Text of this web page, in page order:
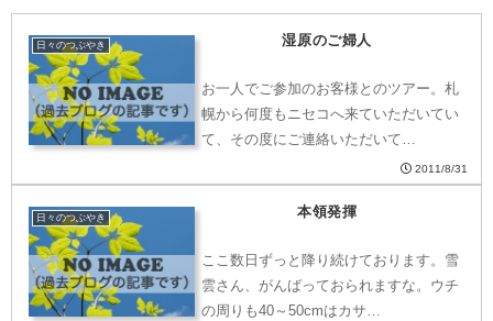
日々のつぶやき 湿原のご婦人
お一人でご参加のお客様とのツアー。札
幌から何度もニセコへ来ていただいてい
て、その度にご連絡いただいて…
2011/8/31
日々のつぶやき 本領発揮
ここ数日ずっと降り続けております。雪
雲さん、がんばっておられますな。ウチ
の周りも40～50cmはカサ…